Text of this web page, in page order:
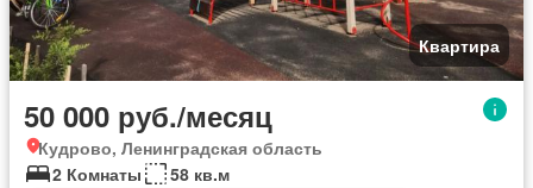
Квартира
50 000 руб./месяц
Кудрово, Ленинградская область
2 Комнаты
58 кв.м